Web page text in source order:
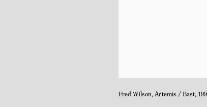
Fred Wilson, Artemis / Bast,